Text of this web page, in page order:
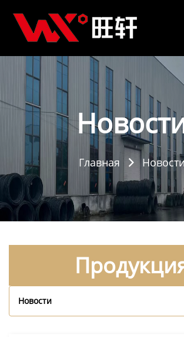
Главная
Продукция
Новости
О нас
Контакты
Главная 
Новости